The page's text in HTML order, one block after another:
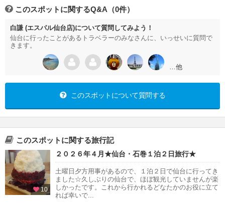
このスポットに関するQ&A（0件）
白謙 (エスパル仙台店)について質問してみよう！
仙台に行ったことがあるトラベラーのみなさんに、いっせいに質問で
きます。
…他
このスポットについて質問する
このスポットに関する旅行記
10
２０２６年４月★仙台・石巻１泊２日旅行★
土曜日夕方用事があるので、１泊２日で仙台に行ってき
ました☆久しぶりの仙台で、ほぼ観光していませんが楽
しかったです。これから行かれるどなたかのお役に立て
れば幸いで...